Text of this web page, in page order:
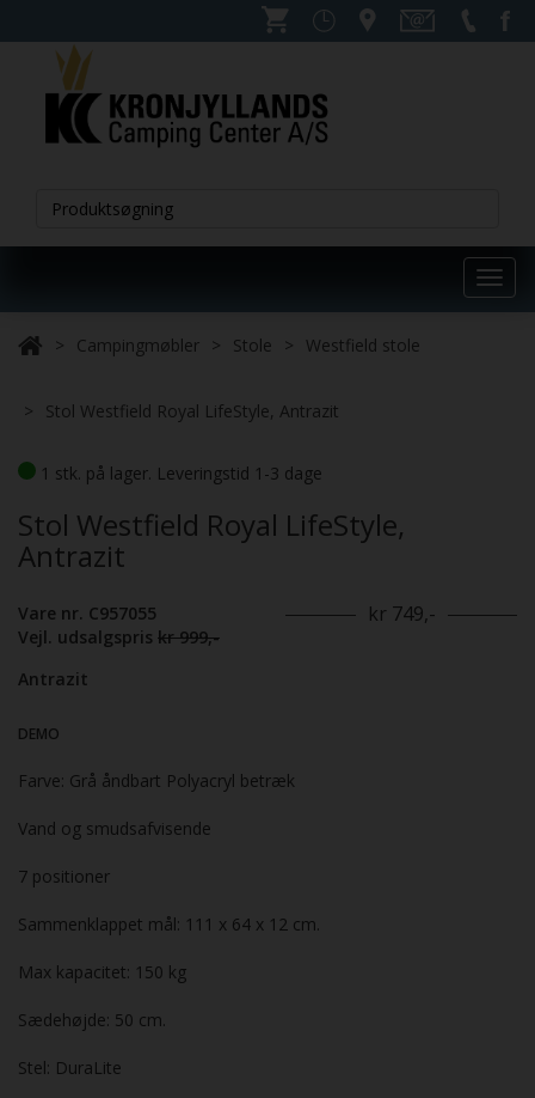
Campingmøbler Stole Westfield stole
Stol Westfield Royal LifeStyle, Antrazit
1 stk. på lager. Leveringstid 1-3 dage
Stol Westfield Royal LifeStyle,
Antrazit
Vare nr. C957055
Vejl. udsalgspris kr 999,-
kr 749,-
Antrazit
DEMO
Farve: Grå åndbart Polyacryl betræk
Vand og smudsafvisende
7 positioner
Sammenklappet mål: 111 x 64 x 12 cm.
Max kapacitet: 150 kg
Sædehøjde: 50 cm.
Stel: DuraLite